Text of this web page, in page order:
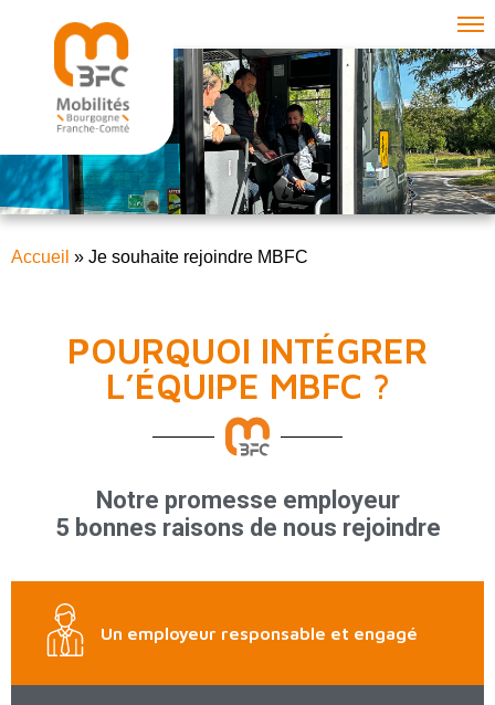
Accueil » Je souhaite rejoindre MBFC
POURQUOI INTÉGRER
L’ÉQUIPE MBFC ?
Notre promesse employeur
5 bonnes raisons de nous rejoindre
Un employeur responsable et engagé